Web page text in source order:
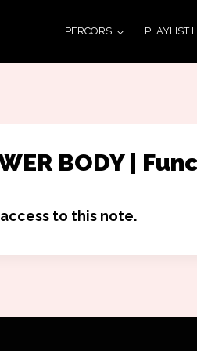
PERCORSI PLAYLIST
BODY |
to this note.